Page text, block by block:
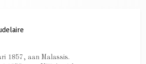
1857, aan Malassis.